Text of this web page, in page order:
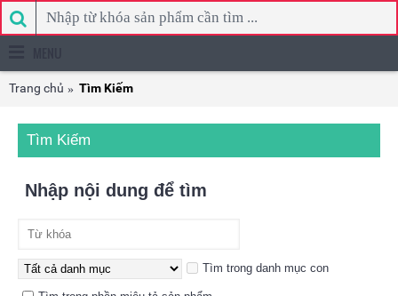
Trang chủ Tìm Kiếm
Tìm Kiếm
Nhập nội dung để tìm
Tìm trong danh mục con